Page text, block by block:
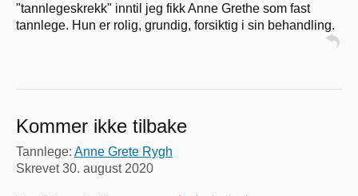
"tannlegeskrekk" inntil jeg fikk Anne Grethe som fast
tannlege. Hun er rolig, grundig, forsiktig i sin behandling.
Kommer ikke tilbake
Tannlege: Anne Grete Rygh
Skrevet30. august 2020